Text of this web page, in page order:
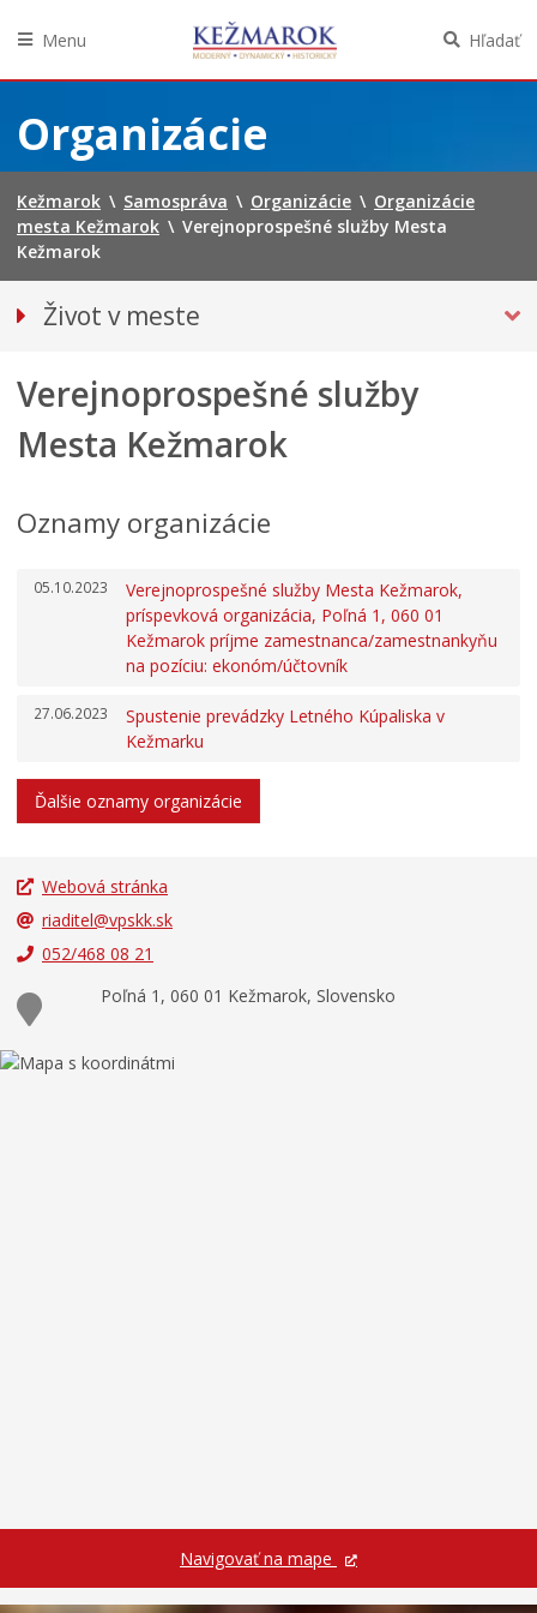
obsah
Menu Hľadať
Organizácie
Kežmarok \ Samospráva \ Organizácie \ Organizácie
mesta Kežmarok \ Verejnoprospešné služby Mesta
Kežmarok
Život v meste
Pohotovostné kontakty
Podujatia
Mestská karta
Noviny Kežmarok
Predajné trhy
Mestská knižnica
Letné kúpalisko
Odpadové hospodárstvo
Sociálne veci
Matrika
Školstvo
Bývanie
Verejnoprospešné služby
Mesta Kežmarok
Oznamy organizácie
05.10.2023
Verejnoprospešné služby Mesta Kežmarok,
príspevková organizácia, Poľná 1, 060 01
Kežmarok príjme zamestnanca/zamestnankyňu
na pozíciu: ekonóm/účtovník
27.06.2023
Spustenie prevádzky Letného Kúpaliska v
Kežmarku
Ďalšie oznamy organizácie
Webová stránka
riaditel@vpskk.sk
052/468 08 21
Poľná 1, 060 01 Kežmarok, Slovensko
Navigovať na mape